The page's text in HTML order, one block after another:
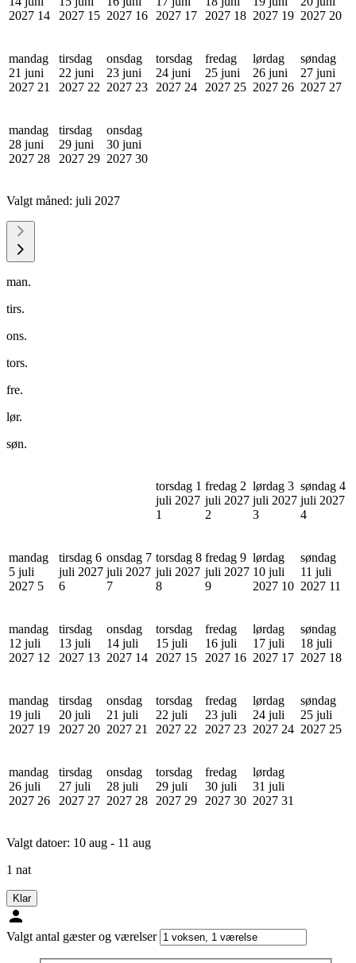
2027 14
2027 15 2027 16
2027 17
2027 18 2027 19 2027 20
mandag
21 juni
2027 21
tirsdag
22 juni
2027 22
onsdag
23 juni
2027 23
torsdag
24 juni
2027 24
fredag
25 juni
2027 25
lørdag
26 juni
2027 26
søndag
27 juni
2027 27
mandag
28 juni
2027 28
tirsdag
29 juni
2027 29
onsdag
30 juni
2027 30
Valgt måned: juli 2027
man.
tirs.
ons.
tors.
fre.
lør.
søn.
torsdag 1
juli 2027
1
fredag 2
juli 2027
2
lørdag 3
juli 2027
3
søndag 4
juli 2027
4
mandag
5 juli
2027 5
tirsdag 6
juli 2027
6
onsdag 7
juli 2027
7
torsdag 8
juli 2027
8
fredag 9
juli 2027
9
lørdag
10 juli
2027 10
søndag
11 juli
2027 11
mandag
12 juli
2027 12
tirsdag
13 juli
2027 13
onsdag
14 juli
2027 14
torsdag
15 juli
2027 15
fredag
16 juli
2027 16
lørdag
17 juli
2027 17
søndag
18 juli
2027 18
mandag
19 juli
2027 19
tirsdag
20 juli
2027 20
onsdag
21 juli
2027 21
torsdag
22 juli
2027 22
fredag
23 juli
2027 23
lørdag
24 juli
2027 24
søndag
25 juli
2027 25
mandag
26 juli
2027 26
tirsdag
27 juli
2027 27
onsdag
28 juli
2027 28
torsdag
29 juli
2027 29
fredag
30 juli
2027 30
lørdag
31 juli
2027 31
Valgt datoer: 10 aug - 11 aug
1 nat
Klar
Valgt antal gæster og værelser